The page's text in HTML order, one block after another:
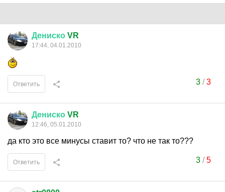
Дениско VR
17:44, 04.01.2010
3/3
Ответить
Дениско VR
12:46, 05.01.2010
да кто это все минусы ставит то? что не так то???
3/5
Ответить